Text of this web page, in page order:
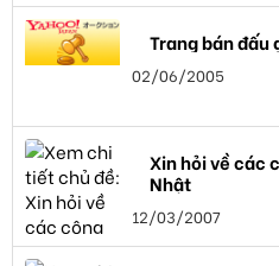
Trang bán đấu
02/06/2005
Xin hỏi về các
Nhật
12/03/2007